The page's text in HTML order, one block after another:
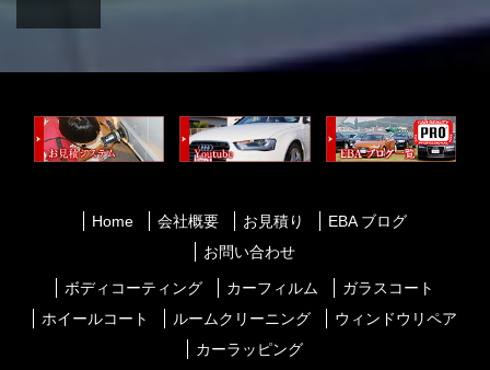
Home 会社概要 お見積り
EBA ブログ
お問い合わせ
ボディコーティング カーフィルム
ガラスコート
ホイールコート
ルームクリーニング
ウィンドウリペア
カーラッピング